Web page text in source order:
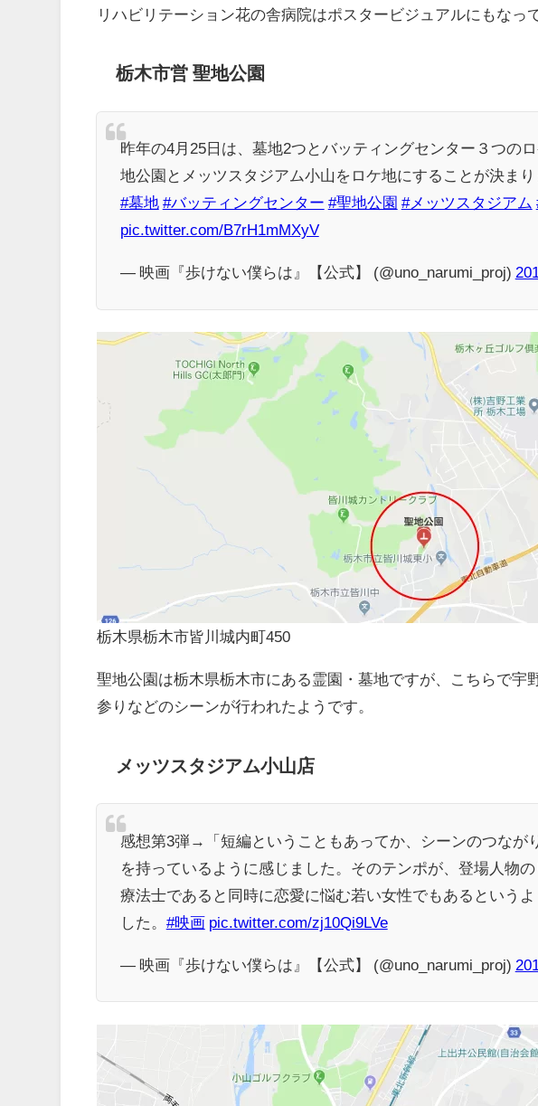
リハビリテーション花の舎病院はポスタービジュアルにもなっ
栃木市営 聖地公園
昨年の4月25日は、墓地2つとバッティングセンター３つの
地公園とメッツスタジアム小山をロケ地にすることが決まり
#墓地 #バッティングセンター #聖地公園 #メッツスタジアム
pic.twitter.com/B7rH1mMXyV
— 映画『歩けない僕らは』【公式】 (@uno_narumi_proj)
栃木県栃木市皆川城内町450
聖地公園は栃木県栃木市にある霊園・墓地ですが、こちらで宇
参りなどのシーンが行われたようです。
メッツスタジアム小山店
感想第3弾→「短編ということもあってか、シーンのつなが
を持っているように感じました。そのテンポが、登場人物
療法士であると同時に恋愛に悩む若い女性でもあるという
した。 #映画 pic.twitter.com/zj10Qi9LVe
— 映画『歩けない僕らは』【公式】 (@uno_narumi_proj)